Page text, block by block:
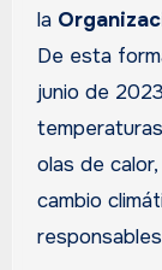
la
De esta
junio de
olas de
cambio